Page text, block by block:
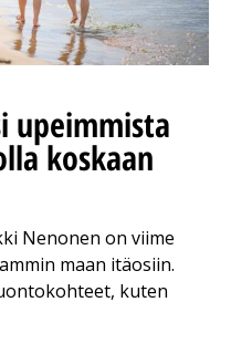
upeimmista
koskaan
Nenonen on viime
maan itäosiin.
kuten